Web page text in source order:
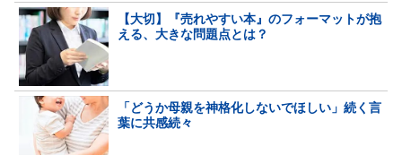
【大切】『売れやすい本』のフォーマットが抱
える、大きな問題点とは？
「どうか母親を神格化しないでほしい」続く言
葉に共感続々